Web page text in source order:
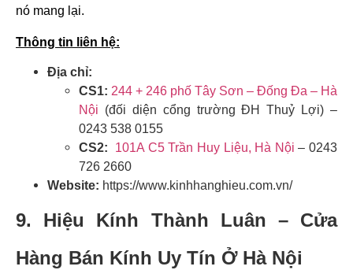
nó mang lại.
Thông tin liên hệ:
Địa chỉ:
CS1: 244 + 246 phố Tây Sơn – Đống Đa – Hà
Nội (đối diện cổng trường ĐH Thuỷ Lợi) –
0243 538 0155
CS2:
101A C5 Trần Huy Liệu, Hà Nội – 0243
726 2660
Website: https://www.kinhhanghieu.com.vn/
9. Hiệu Kính Thành Luân – Cửa
Hàng Bán Kính Uy Tín Ở Hà Nội